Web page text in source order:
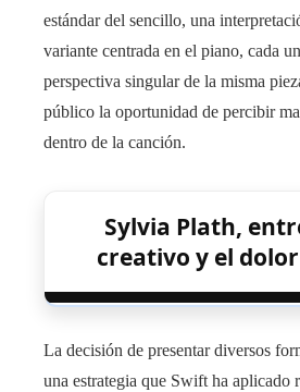
estándar del sencillo, una
variante centrada en el piano, cada
perspectiva singular de la misma
público la oportunidad de percibir
dentro de la canción.
Sylvia Plath,
creativo y el
La decisión de presentar diversos
una estrategia que Swift ha aplicado